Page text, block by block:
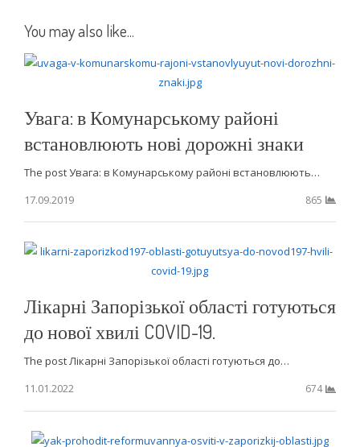
You may also like...
Увага: в Комунарському районі
встановлюють нові дорожні знаки
The post Увага: в Комунарському районі встановлюють…
17.09.2019
865
Лікарні Запорізької області готуються
до нової хвилі COVID-19.
The post Лікарні Запорізької області готуються до…
11.01.2022
674